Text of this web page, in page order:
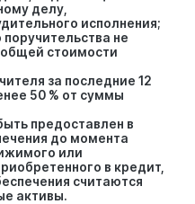
делу,
исполнения;
не
стоимости
за последние 12
50 % от суммы
предоставлен в
до момента
или
в кредит,
считаются
активы.